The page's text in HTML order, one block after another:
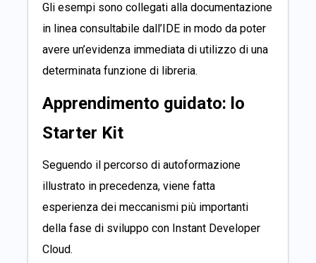
Gli esempi sono collegati alla documentazione
in linea consultabile dall’IDE in modo da poter
avere un’evidenza immediata di utilizzo di una
determinata funzione di libreria.
Apprendimento guidato: lo
Starter Kit
Seguendo il percorso di autoformazione
illustrato in precedenza, viene fatta
esperienza dei meccanismi più importanti
della fase di sviluppo con Instant Developer
Cloud.